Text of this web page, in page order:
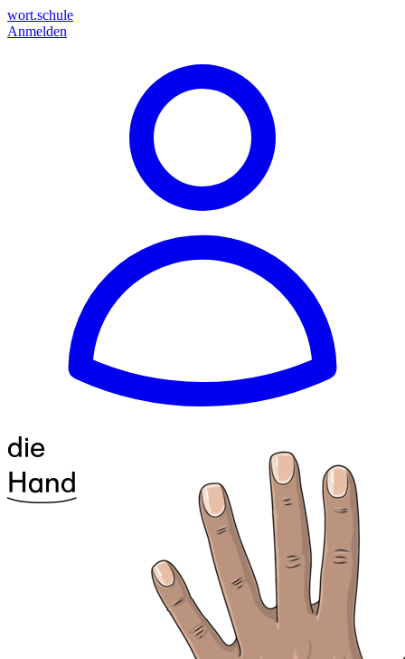
wort.schule
Anmelden
die
^31Hand